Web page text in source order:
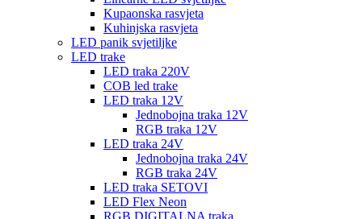
Kupaonska rasvjeta
Kuhinjska rasvjeta
LED panik svjetiljke
LED trake
LED traka 220V
COB led trake
LED traka 12V
Jednobojna traka 12V
RGB traka 12V
LED traka 24V
Jednobojna traka 24V
RGB traka 24V
LED traka SETOVI
LED Flex Neon
RGB DIGITALNA traka